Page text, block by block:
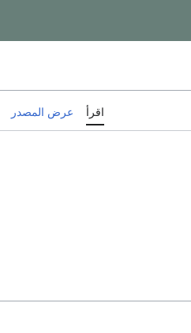
اقرأ عرض المصدر